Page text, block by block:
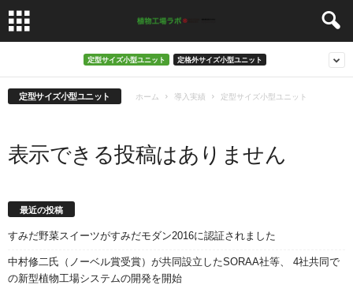
定型サイズ小型ユニット 定格外サイズ小型ユニット
定型サイズ小型ユニット ホーム 導入実績 定型サイズ小型ユニット
表示できる投稿はありません
最近の投稿
すみだ野菜スイーツがすみだモダン2016に認証されました
中村修二氏（ノーベル賞受賞）が共同設立したSORAA社等、 4社共同で
の新型植物工場システムの開発を開始